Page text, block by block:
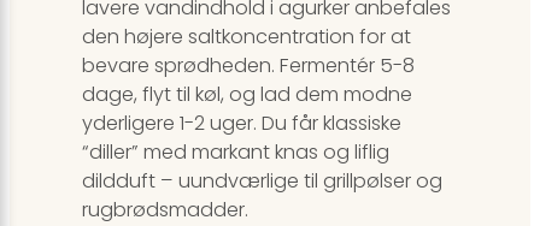
lavere vandindhold i agurker anbefales
den højere saltkoncentration for at
bevare sprødheden. Fermentér 5-8
dage, flyt til køl, og lad dem modne
yderligere 1-2 uger. Du får klassiske
“diller” med markant knas og liflig
dildduft – uundværlige til grillpølser og
rugbrødsmadder.